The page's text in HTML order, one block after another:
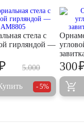
стела с
гирляндой —
5.000
5%
300